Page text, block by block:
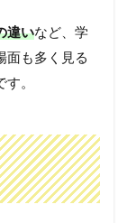
違いなど、学
面も多く見る
。